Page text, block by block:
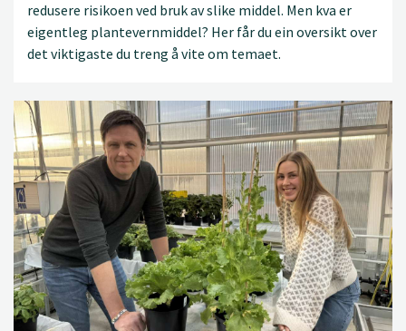
redusere risikoen ved bruk av slike middel. Men kva er
eigentleg plantevernmiddel? Her får du ein oversikt over
det viktigaste du treng å vite om temaet.